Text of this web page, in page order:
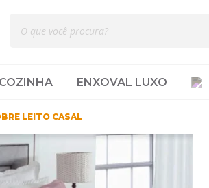
COZINHA ENXOVAL LUXO
LEITO CASAL